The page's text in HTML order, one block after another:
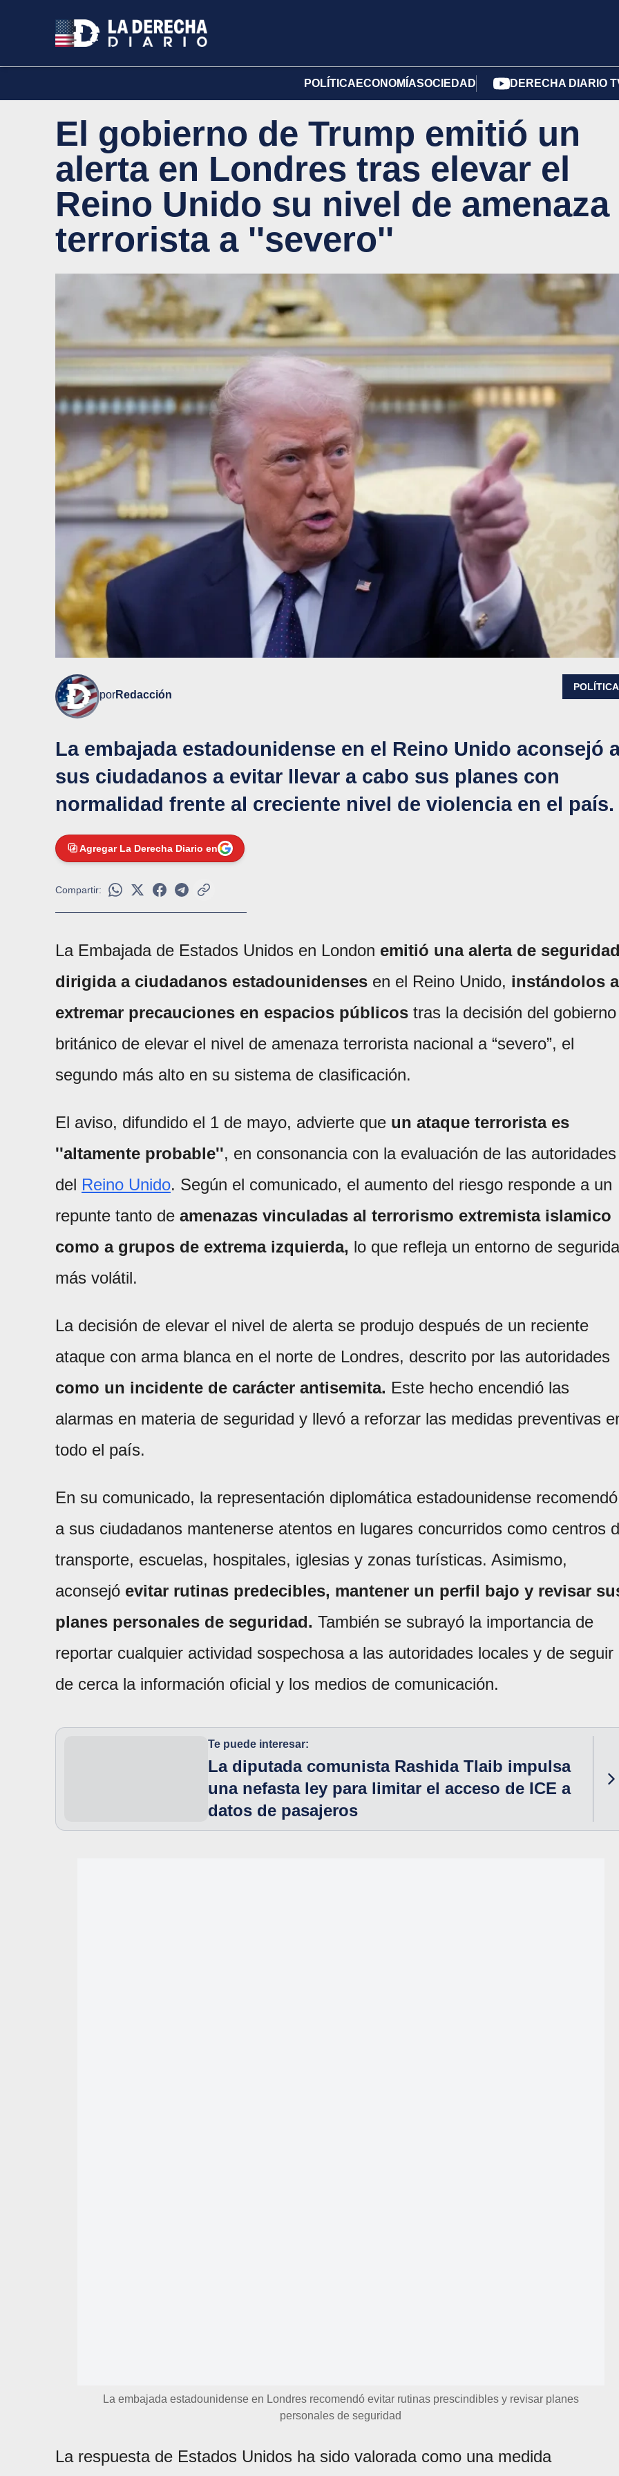
POLÍTICA ECONOMÍASOCIEDAD DERECHA DIARIO
El gobierno de Trump emitió un
alerta en Londres tras elevar el
Reino Unido su nivel de amenaza
terrorista a ''severo''
porRedacción
POLÍTICA
La embajada estadounidense en el Reino Unido aconsejó
sus ciudadanos a evitar llevar a cabo sus planes con
normalidad frente al creciente nivel de violencia en el país.
Agregar La Derecha Diario en
Compartir:
La Embajada de Estados Unidos en London emitió una alerta de
dirigida a ciudadanos estadounidenses en el Reino Unido, instándolos a
extremar precauciones en espacios públicos tras la decisión del gobierno
británico de elevar el nivel de amenaza terrorista nacional a “severo”, el
segundo más alto en su sistema de clasificación.
El aviso, difundido el 1 de mayo, advierte que un ataque terrorista es
''altamente probable'', en consonancia con la evaluación de las autoridades
del Reino Unido. Según el comunicado, el aumento del riesgo responde a un
repunte tanto de amenazas vinculadas al terrorismo extremista islamico
como a grupos de extrema izquierda, lo que refleja un entorno de
más volátil.
La decisión de elevar el nivel de alerta se produjo después de un reciente
ataque con arma blanca en el norte de Londres, descrito por las autoridades
como un incidente de carácter antisemita. Este hecho encendió las
alarmas en materia de seguridad y llevó a reforzar las medidas preventivas
todo el país.
En su comunicado, la representación diplomática estadounidense recomendó
a sus ciudadanos mantenerse atentos en lugares concurridos como centros
transporte, escuelas, hospitales, iglesias y zonas turísticas. Asimismo,
aconsejó evitar rutinas predecibles, mantener un perfil bajo y revisar
planes personales de seguridad. También se subrayó la importancia de
reportar cualquier actividad sospechosa a las autoridades locales y de seguir
de cerca la información oficial y los medios de comunicación.
Te puede interesar:
La diputada comunista Rashida Tlaib impulsa
una nefasta ley para limitar el acceso de ICE a
datos de pasajeros
La embajada estadounidense en Londres recomendó evitar rutinas prescindibles y revisar planes
personales de seguridad
La respuesta de Estados Unidos ha sido valorada como una medida